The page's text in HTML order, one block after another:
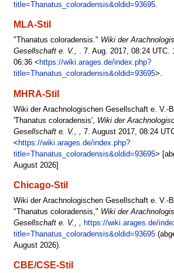
title=Thanatus_coloradensis&oldid=93695.
MLA-Stil
"Thanatus coloradensis." Wiki der
Gesellschaft e. V., . 7. Aug. 2017, 08:24 UTC.
06:36 < https://wiki.arages.de/index.php?
title=Thanatus_coloradensis&oldid=93695>.
MHRA-Stil
Wiki der Arachnologischen Gesellschaft e. V.-
'Thanatus coloradensis', Wiki der
Gesellschaft e. V., ,
7. August 2017, 08:24
< https://wiki.arages.de/index.php?
title=Thanatus_coloradensis&oldid=93695>
August 2026]
Chicago-Stil
Wiki der Arachnologischen Gesellschaft e. V.-
"Thanatus coloradensis," Wiki der
Gesellschaft e. V., , https://wiki.arages.de/
title=Thanatus_coloradensis&oldid=93695
August 2026).
CBE/CSE-Stil